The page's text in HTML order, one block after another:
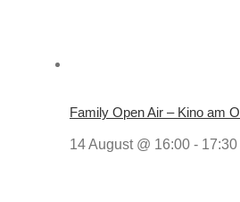
Family Open Air – Kino am
14 August @ 16:00 - 17:30